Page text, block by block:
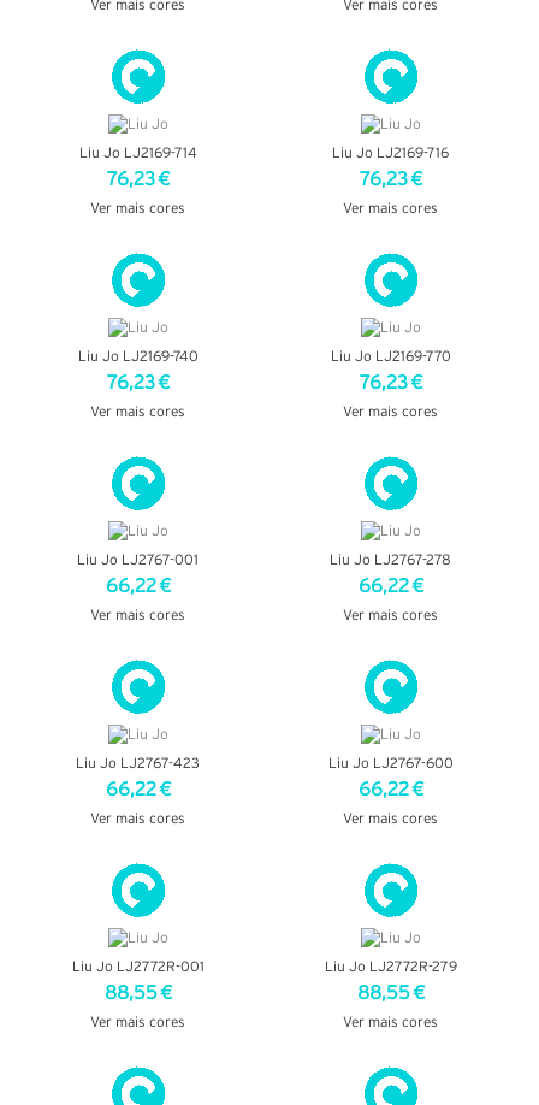
Ver mais cores
VER DETALHES
Ver mais cores
VER DETALHES
Liu Jo LJ2169-714
76,23 €
Ver mais cores
VER DETALHES
Liu Jo LJ2169-716
76,23 €
Ver mais cores
VER DETALHES
Liu Jo LJ2169-740
76,23 €
Ver mais cores
VER DETALHES
Liu Jo LJ2169-770
76,23 €
Ver mais cores
VER DETALHES
Liu Jo LJ2767-001
66,22 €
Ver mais cores
VER DETALHES
Liu Jo LJ2767-278
66,22 €
Ver mais cores
VER DETALHES
Liu Jo LJ2767-423
66,22 €
Ver mais cores
VER DETALHES
Liu Jo LJ2767-600
66,22 €
Ver mais cores
VER DETALHES
Liu Jo LJ2772R-001
88,55 €
Ver mais cores
VER DETALHES
Liu Jo LJ2772R-279
88,55 €
Ver mais cores
VER DETALHES